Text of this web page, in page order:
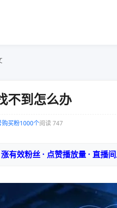
不到怎么办
购买粉1000个阅读 747
涨有效粉丝 · 点赞播放量 · 直播